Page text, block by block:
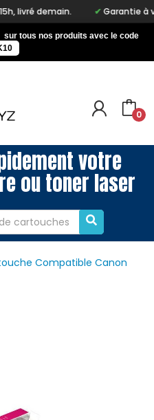
demain. Garantie à vie
sur tous nos produits avec le code
0
votre
ou toner laser
Compatible Canon